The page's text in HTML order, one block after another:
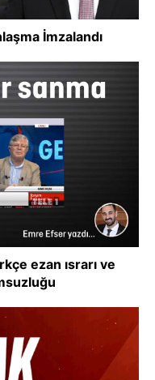
İmzalandı
ezan ısrarı ve